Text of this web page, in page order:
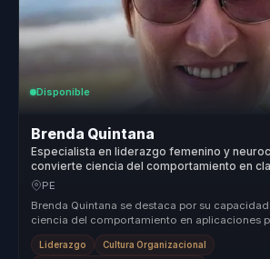
Disponible
Brenda Quintana
Especialista en liderazgo femenino y
convierte ciencia del comportamiento en
mujeres líderes y equipos.
PE
Brenda Quintana se destaca por su
ciencia del comportamiento en aplicaciones
transforman organi...
Liderazgo Cultura Organizacional